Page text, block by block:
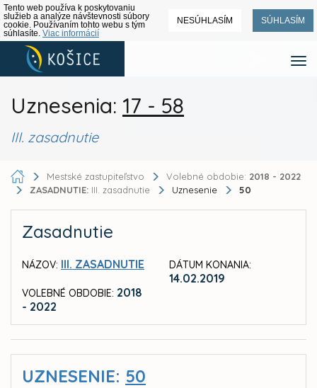
Tento web používa k poskytovaniu
služieb a analýze návštevnosti súbory
cookie. Používaním tohto webu s tým
súhlasíte. Viac informácií
NESÚHLASÍM SÚHLASÍM
Uznesenia: 17 - 58
III. zasadnutie
Mestské zastupiteľstvo Volebné obdobie: 2018 - 2022
ZASADNUTIE: III. zasadnutie Uznesenie 50
Zasadnutie
NÁZOV: III. ZASADNUTIE
VOLEBNÉ OBDOBIE: 2018
- 2022
DÁTUM KONANIA:
14.02.2019
UZNESENIE: 50